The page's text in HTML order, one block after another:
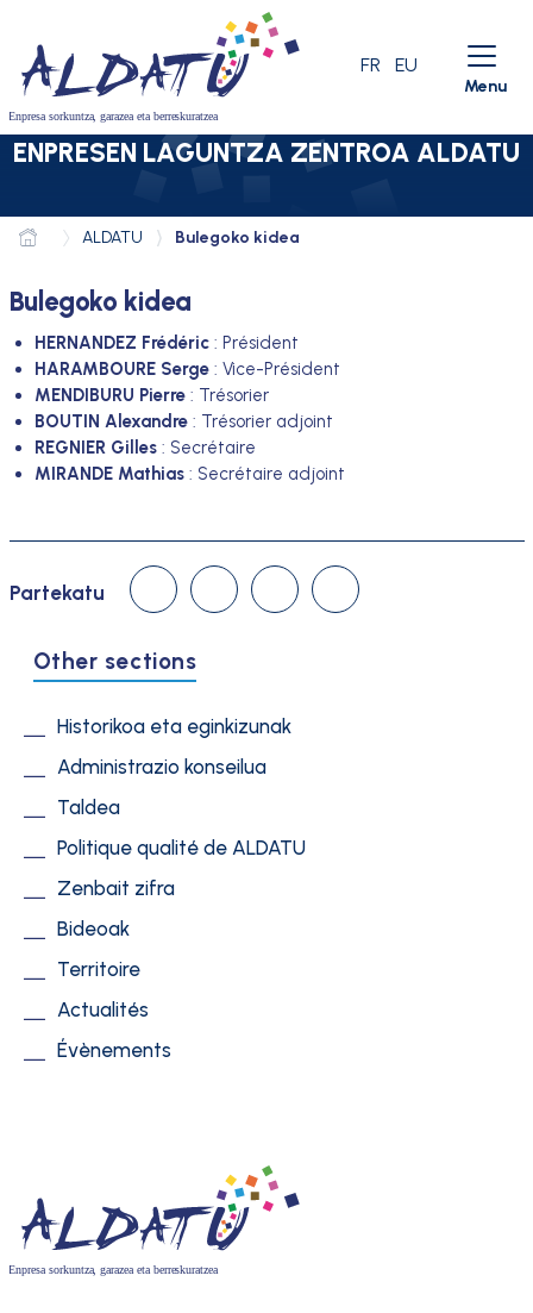
Skip to main content
FR ACTIVE
EU
Menu
ENPRESEN LAGUNTZA ZENTROA ALDATU
ALDATU Bulegoko kidea
Bulegoko kidea
HERNANDEZ Frédéric : Président
HARAMBOURE Serge: Vice-Président
MENDIBURU Pierre : Trésorier
BOUTIN Alexandre : Trésorier adjoint
REGNIER Gilles: Secrétaire
MIRANDE Mathias: Secrétaire adjoint
Partekatu
Linked InFacebookTwitter Email
Other sections
Historikoa eta eginkizunak
Administrazio konseilua
Taldea
Politique qualité de ALDATU
Zenbait zifra
Bideoak
Territoire
Actualités
Évènements